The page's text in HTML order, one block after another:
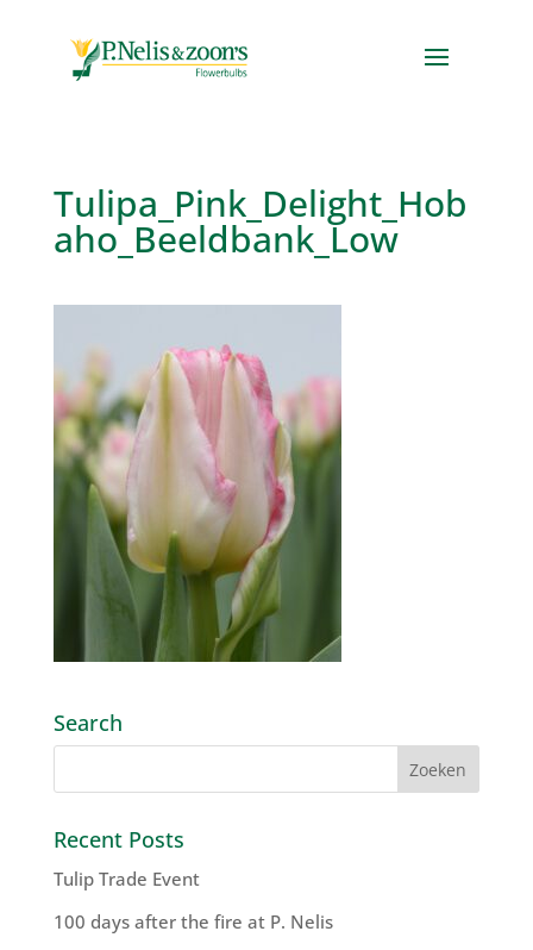
Tulipa_Pink_Delight_Hob
aho_Beeldbank_Low
Search
Recent Posts
Tulip Trade Event
100 days after the fire at P. Nelis